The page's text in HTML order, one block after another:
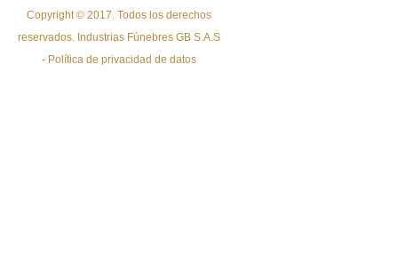
Copyright © 2017. Todos los derechos
reservados. Industrias Fúnebres GB S.A.S
- Política de privacidad de datos